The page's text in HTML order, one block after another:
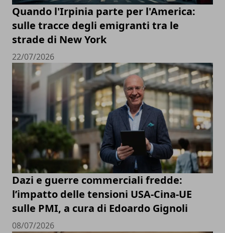
Quando l'Irpinia parte per l'America:
sulle tracce degli emigranti tra le
strade di New York
22/07/2026
Dazi e guerre commerciali fredde:
l’impatto delle tensioni USA-Cina-UE
sulle PMI, a cura di Edoardo Gignoli
08/07/2026